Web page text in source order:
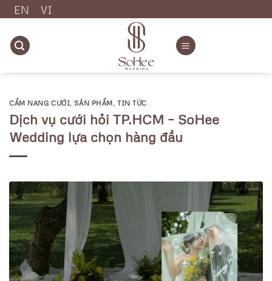
Chuyển
đến
nội
dung
EN VI
CẨM NANG CƯỚI, SẢN PHẨM,TIN TỨC
Dịch vụ cưới hỏi TP.HCM – SoHee
Wedding lựa chọn hàng đầu